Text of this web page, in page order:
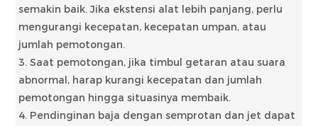
semakin baik. Jika ekstensi alat lebih panjang, perlu
mengurangi kecepatan, kecepatan umpan, atau
jumlah pemotongan.
3. Saat pemotongan, jika timbul getaran atau suara
abnormal, harap kurangi kecepatan dan jumlah
pemotongan hingga situasinya membaik.
4. Pendinginan baja dengan semprotan dan jet dapat